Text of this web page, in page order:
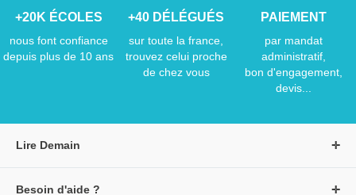
+20K ÉCOLES
nous font confiance
depuis plus de 10 ans
+40 DÉLÉGUÉS
sur toute la france,
trouvez celui proche
de chez vous
PAIEMENT
par mandat
administratif,
bon d'engagement,
devis...
Lire Demain
Besoin d'aide ?